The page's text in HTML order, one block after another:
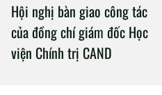
Hội nghị bàn giao công tác
của đồng chí giám đốc Học
viện Chính trị CAND